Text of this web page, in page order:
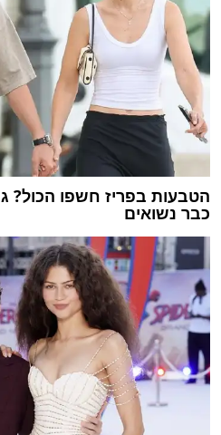
הטבעות בפריז חשפו הכול?
כבר נשואים